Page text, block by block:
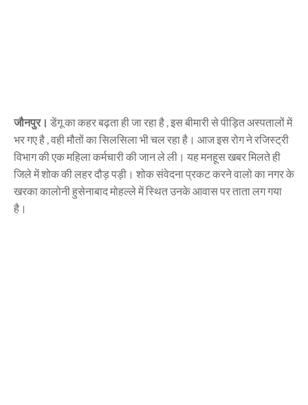
जौनपुर। डेंगू का कहर बढ़ता ही जा रहा है , इस बीमारी से पीड़ित अस्पतालों में
भर गए है , वही मौतों का सिलसिला भी चल रहा है। आज इस रोग ने रजिस्ट्री
विभाग की एक महिला कर्मचारी की जान ले ली। यह मनहूस खबर मिलते ही
जिले में शोक की लहर दौड़ पड़ी। शोक संवेदना प्रकट करने वालो का नगर के
खरका कालोनी हुसेनाबाद मोहल्ले में स्थित उनके आवास पर ताता लग गया
है।